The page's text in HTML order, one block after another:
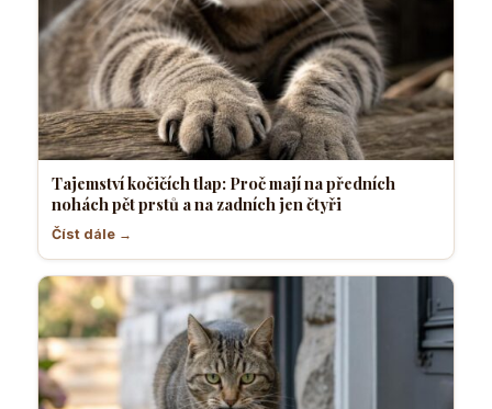
Tajemství kočičích tlap: Proč mají na předních
nohách pět prstů a na zadních jen čtyři
Číst dále →